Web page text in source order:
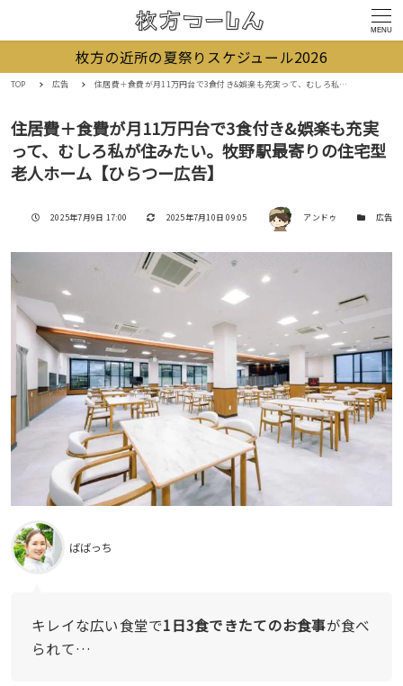
MENU
枚方の近所の夏祭りスケジュール2026
TOP 広告 住居費＋食費が月11万円台で3食付き&娯楽も充実って、むしろ私が住みたい。牧野駅最寄りの住宅型老人ホーム【ひらつー広告】
住居費＋食費が月11万円台で3食付き&娯楽も充実
って、むしろ私が住みたい。牧野駅最寄りの住宅型
老人ホーム【ひらつー広告】
投稿日
2025年7月9日 17:00 更新日
2025年7月10日 09:05 著者 アンドゥ カテゴリー
広告
ばばっち
キレイな広い食堂で1日3食できたてのお食事が食べ
られて…